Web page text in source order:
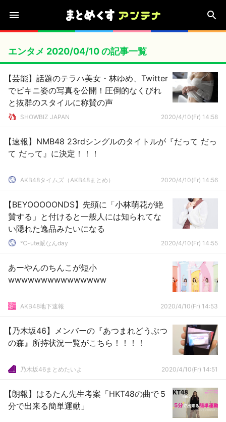
エンタメ 2020/04/10 の記事一覧
【芸能】話題のテラハ美女・林ゆめ、Twitter
でビキニ姿の写真を公開！圧倒的なくびれ
と抜群のスタイルに称賛の声
SHOWBIZ JAPAN 2020/4/10(Fr) 14:58
【速報】NMB48 23rdシングルのタイトルが『だって だっ
て だって』に決定！！！
AKB48タイムズ（AKB48まとめ） 2020/4/10(Fr) 14:56
【BEYOOOOONDS】先頭に「小林萌花が絶
賛する」と付けると一般人には知られてな
い隠れた逸品みたいになる
℃-ute派なんday 2020/4/10(Fr) 14:55
あーやんのちんこが短小
wwwwwwwwwwwwwww
AKB48地下速報 2020/4/10(Fr) 14:53
【乃木坂46】メンバーの『あつまれどうぶつ
の森』所持状況一覧がこちら！！！！
乃木坂46まとめたいよ 2020/4/10(Fr) 14:51
【朗報】はるたん先生考案「HKT48の曲で５
分で出来る簡単運動」